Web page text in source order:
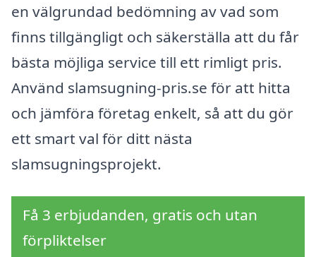
en välgrundad bedömning av vad som
finns tillgängligt och säkerställa att du får
bästa möjliga service till ett rimligt pris.
Använd slamsugning-pris.se för att hitta
och jämföra företag enkelt, så att du gör
ett smart val för ditt nästa
slamsugningsprojekt.
Få 3 erbjudanden, gratis och utan
förpliktelser